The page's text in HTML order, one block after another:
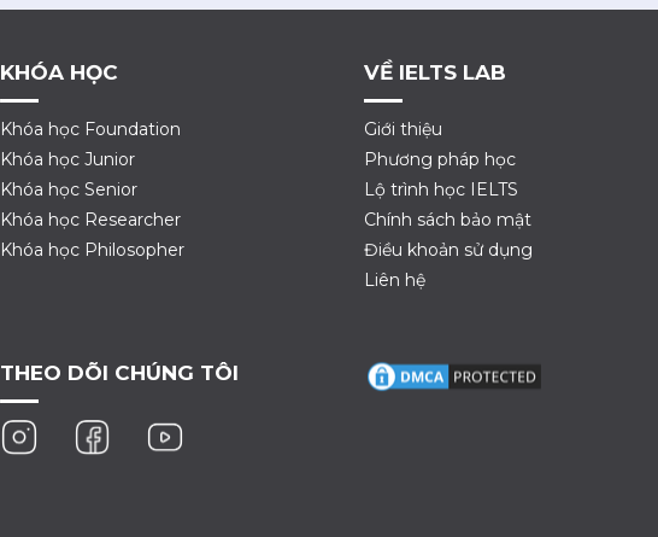
KHÓA HỌC
Khóa học Foundation
Khóa học Junior
Khóa học Senior
Khóa học Researcher
Khóa học Philosopher
VỀ IELTS LAB
Giới thiệu
Phương pháp học
Lộ trình học IELTS
Chính sách bảo mật
Điều khoản sử dụng
Liên hệ
THEO DÕI CHÚNG TÔI